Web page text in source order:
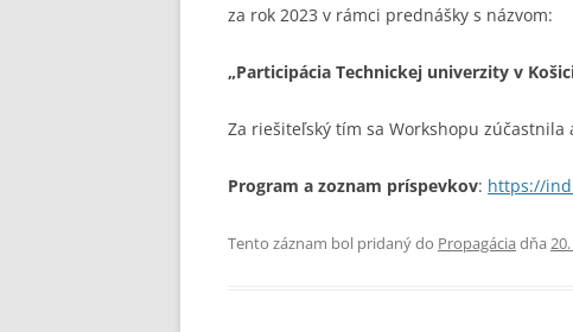
za rok 2023 v rámci prednášky s názvom:
„Participácia Technickej univerzity v
Za riešiteľský tím sa Workshopu zúčastnila
Program a zoznam príspevkov: https://
Tento záznam bol pridaný do Propagácia dňa